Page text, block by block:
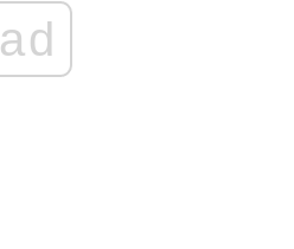
ad